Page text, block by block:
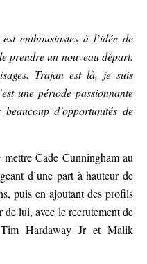
enthousiastes à l’idée de
prendre un nouveau départ.
Trajan est là, je suis
une période passionnante
d’opportunités de
Cade Cunningham au
d’une part à hauteur de
puis en ajoutant des profils
lui, avec le recrutement de
Hardaway Jr et Malik